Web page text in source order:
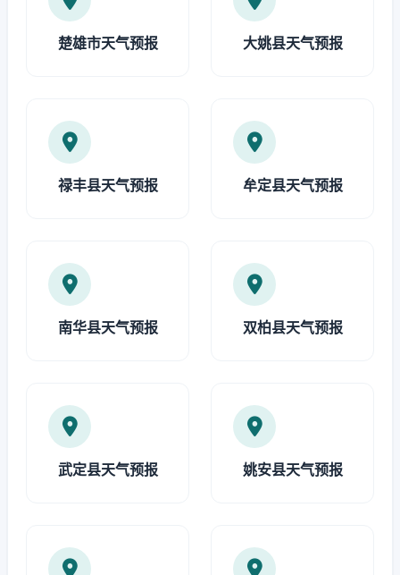
楚雄市天气预报 大姚县天气预报
禄丰县天气预报 牟定县天气预报
南华县天气预报 双柏县天气预报
武定县天气预报 姚安县天气预报